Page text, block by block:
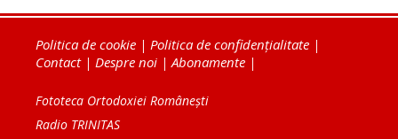
Politica de cookie | Politica de confidențialitate |
Contact| Despre noi |Abonamente |
Fototeca Ortodoxiei Românești
Radio TRINITAS